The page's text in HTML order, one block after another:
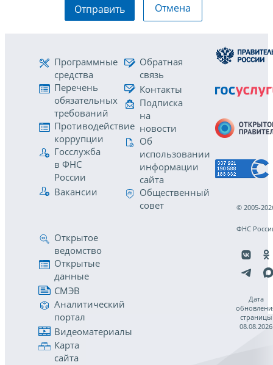
Отправить Отмена
Программные
средства
Перечень
обязательных
требований
Противодействие
коррупции
Госслужба
в ФНС
России
Вакансии
Обратная
связь
Контакты
Подписка
на
новости
Об
использовании
информации
сайта
Общественный
совет
Открытое
ведомство
Открытые
данные
СМЭВ
Аналитический
портал
Видеоматериалы
Карта
сайта
© 2005-
ФНС
Дата
страницы
08.08.2026